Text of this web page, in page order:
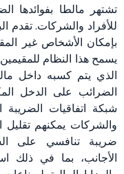
تشتهر مالطا بفوائدها
للأفراد والشركات. تقدم
بإمكان الأشخاص غير
يسمح هذا النظام
الذي يتم كسبه داخل
الضرائب على الدخل
شبكة اتفاقيات
والشركات يمكنهم تقليل
ضريبة تنافسي على
الأجانب، بما في ذلك